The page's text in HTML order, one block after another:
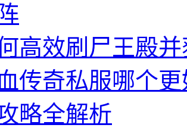
高效刷尸王殿
传奇私服哪个
略全解析